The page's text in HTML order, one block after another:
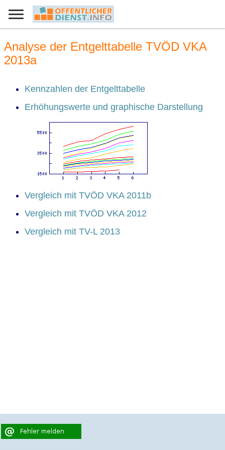
Analyse der Entgelttabelle TVÖD VKA
2013a
Kennzahlen der Entgelttabelle
Erhöhungswerte und graphische Darstellung
Vergleich mit TVÖD VKA 2011b
Vergleich mit TVÖD VKA 2012
Vergleich mit TV-L 2013